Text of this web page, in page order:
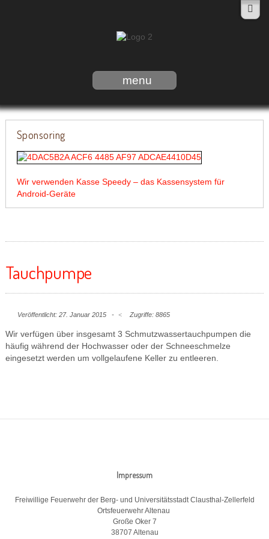
menu
Sponsoring
Wir verwenden Kasse Speedy – das Kassensystem für
Android-Geräte
Tauchpumpe
Veröffentlicht: 27. Januar 2015 Zugriffe: 8865
Wir verfügen über insgesamt 3 Schmutzwassertauchpumpen die
häufig während der Hochwasser oder der Schneeschmelze
eingesetzt werden um vollgelaufene Keller zu entleeren.
Impressum
Freiwillige Feuerwehr der Berg- und Universitätsstadt Clausthal-Zellerfeld
Ortsfeuerwehr Altenau
Große Oker 7
38707 Altenau